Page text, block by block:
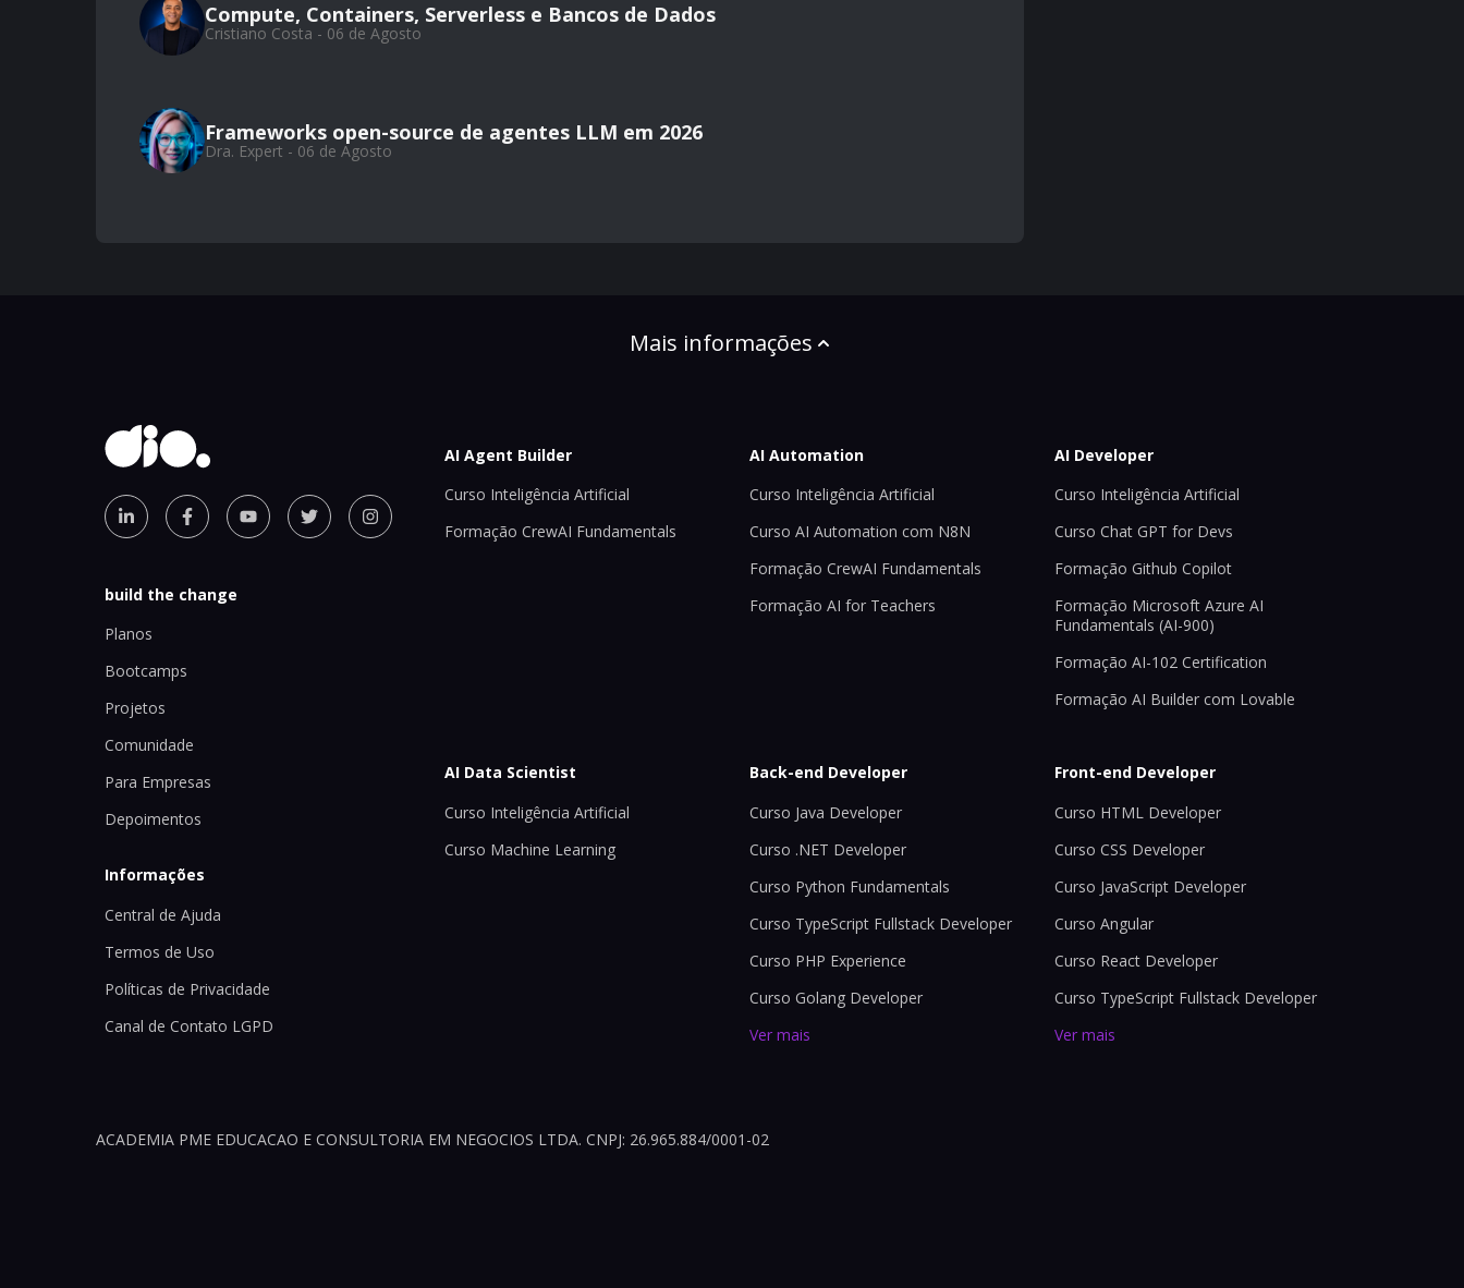
Compute, Containers, Serverless e Bancos de Dados
Cristiano Costa - 06 de Agosto
Frameworks open-source de agentes LLM em 2026
Dra. Expert - 06 de Agosto
Mais informações
build the change
Planos
Bootcamps
Projetos
Comunidade
Para Empresas
Depoimentos
Informações
Central de Ajuda
Termos de Uso
Políticas de Privacidade
Canal de Contato LGPD
AI Agent Builder
Curso Inteligência Artificial
Formação CrewAI Fundamentals
AI Automation
Curso Inteligência Artificial
Curso AI Automation com N8N
Formação CrewAI Fundamentals
Formação AI for Teachers
AI Developer
Curso Inteligência Artificial
Curso Chat GPT for Devs
Formação Github Copilot
Formação Microsoft Azure AI
Fundamentals (AI-900)
Formação AI-102 Certification
Formação AI Builder com Lovable
AI Data Scientist
Curso Inteligência Artificial
Curso Machine Learning
Back-end Developer
Curso Java Developer
Curso .NET Developer
Curso Python Fundamentals
Curso TypeScript Fullstack Developer
Curso PHP Experience
Curso Golang Developer
Ver mais
Front-end Developer
Curso HTML Developer
Curso CSS Developer
Curso JavaScript Developer
Curso Angular
Curso React Developer
Curso TypeScript Fullstack Developer
Ver mais
ACADEMIA PME EDUCACAO E CONSULTORIA EM NEGOCIOS LTDA. CNPJ: 26.965.884/0001-02